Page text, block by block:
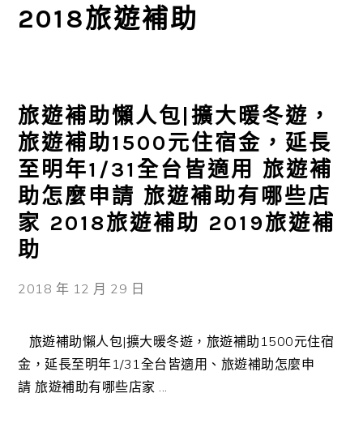
2018旅遊補助
旅遊補助懶人包|擴大暖冬遊，
旅遊補助1500元住宿金，延長
至明年1/31全台皆適用 旅遊補
助怎麼申請 旅遊補助有哪些店
家 2018旅遊補助 2019旅遊補
助
2018 年 12 月 29 日
旅遊補助懶人包|擴大暖冬遊，旅遊補助1500元住宿
金，延長至明年1/31全台皆適用、旅遊補助怎麼申
請 旅遊補助有哪些店家 ...